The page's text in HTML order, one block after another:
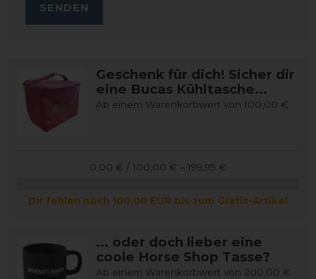
SENDEN
Geschenk für dich! Sicher dir
eine Bucas Kühltasche...
Ab einem Warenkorbwert von 100,00 €
0,00 € / 100,00 € – 199,99 €
Dir fehlen noch 100,00 EUR bis zum Gratis-Artikel
... oder doch lieber eine
coole Horse Shop Tasse?
Ab einem Warenkorbwert von 200,00 €